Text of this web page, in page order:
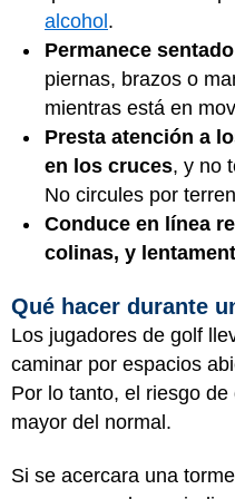
alcohol .
Permanece sentado
piernas, brazos o
mientras está en
Presta atención a
en los cruces, y no
No circules por
Conduce en línea
colinas, y
Qué hacer durante
Los jugadores de golf
caminar por espacios
Por lo tanto, el riesgo
mayor del normal.
Si se acercara una